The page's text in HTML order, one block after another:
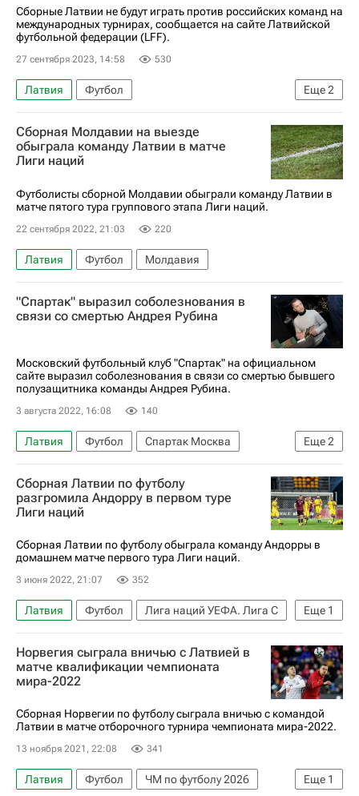
Украина
Англия
Польша
Юношеская сборная России по футболу
Сборные Латвии не будут играть против российских команд на
международных турнирах, сообщается на сайте Латвийской
футбольной федерации (LFF).
27 сентября 2023, 14:58 530
Еще2
Латвия
Футбол
Международная федерация футбола (ФИФА)
Союз европейских футбольных ассоциаций (УЕФА)
Сборная Молдавии на выезде
обыграла команду Латвии в матче
Лиги наций
Футболисты сборной Молдавии обыграли команду Латвии в
матче пятого тура группового этапа Лиги наций.
22 сентября 2022, 21:03 220
Латвия Футбол Молдавия
"Спартак" выразил соболезнования в
связи со смертью Андрея Рубина
Московский футбольный клуб "Спартак" на официальном
сайте выразил соболезнования в связи со смертью бывшего
полузащитника команды Андрея Рубина.
3 августа 2022, 16:08 140
Еще2
Латвия Футбол
Спартак Москва
Шинник
РПЛ 2026-2027 (Чемпионат России по футболу)
Сборная Латвии по футболу
разгромила Андорру в первом туре
Лиги наций
Сборная Латвии по футболу обыграла команду Андорры в
домашнем матче первого тура Лиги наций.
3 июня 2022, 21:07 352
Еще 1
Латвия Футбол
Лига наций УЕФА. Лига C
Андорра
Норвегия сыграла вничью с Латвией в
матче квалификации чемпионата
мира-2022
Сборная Норвегии по футболу сыграла вничью с командой
Латвии в матче отборочного турнира чемпионата мира-2022.
13 ноября 2021, 22:08 341
Еще 1
Латвия Футбол
ЧМ по футболу 2026